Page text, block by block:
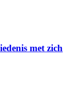
met zich